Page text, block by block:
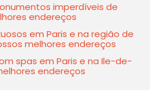
imperdíveis de
endereços
em Paris e na região de
melhores endereços
spas em Paris e na Ile-de-
endereços